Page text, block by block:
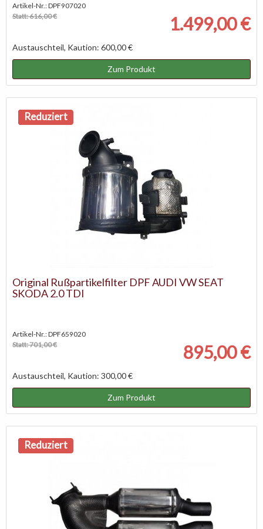
Artikel-Nr.: DPF907020
Statt: 616,00 €
1.499,00 €
Austauschteil, Kaution: 600,00 €
Zum Produkt
NEU
Reduziert
Original Rußpartikelfilter DPF AUDI VW SEAT
SKODA 2.0 TDI
Artikel-Nr.: DPF659020
Statt: 701,00 €
895,00 €
Austauschteil, Kaution: 300,00 €
Zum Produkt
NEU
Reduziert